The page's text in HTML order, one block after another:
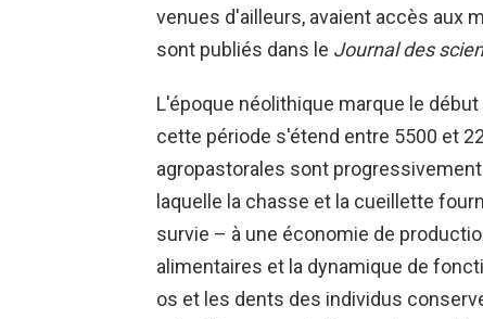
venues d'ailleurs, avaient accès aux
sont publiés dans le Journal des
L'époque néolithique marque le
cette période s'étend entre 5500 et
agropastorales sont
laquelle la chasse et la cueillette
survie – à une économie de
alimentaires et la dynamique de
os et les dents des individus